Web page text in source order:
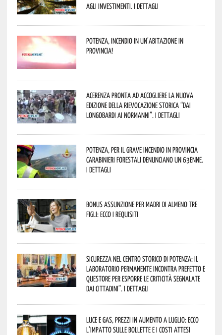
agli investimenti. I dettagli
Potenza, incendio in un’abitazione in
provincia!
Acerenza pronta ad accogliere la nuova
edizione della rievocazione storica “Dai
Longobardi ai Normanni”. I dettagli
Potenza, per il grave incendio in Provincia
Carabinieri forestali denunciano un 63enne.
I dettagli
Bonus assunzione per madri di almeno tre
figli: ecco i requisiti
Sicurezza nel Centro Storico di Potenza: il
Laboratorio Permanente incontra Prefetto e
Questore per esporre le criticità segnalate
dai cittadini”. I dettagli
Luce e gas, prezzi in aumento a luglio: ecco
l’impatto sulle bollette e i costi attesi